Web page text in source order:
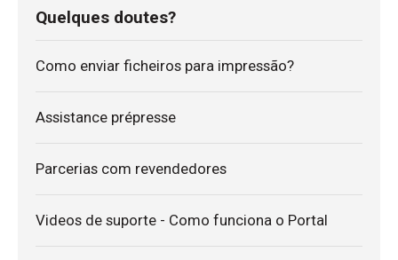
Quelques doutes?
Como enviar ficheiros para impressão?
Assistance prépresse
Parcerias com revendedores
Videos de suporte - Como funciona o Portal